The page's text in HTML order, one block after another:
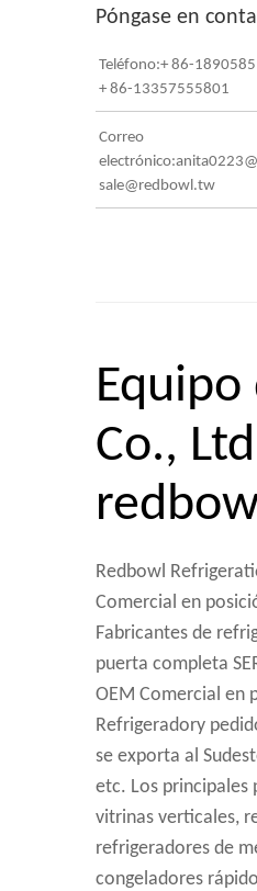
Póngase en
Teléfono:+ 86-
+ 86-13357555801
Correo
sale@redbowl.tw
Co.,
Redbowl
Comercial en
Fabricantes de
puerta completa
OEM Comercial en
Refrigeradory
se exporta al
etc. Los principales
vitrinas verticales,
refrigeradores de
congeladores